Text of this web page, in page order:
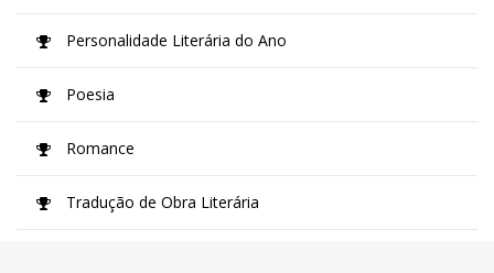
Personalidade Literária do Ano
Poesia
Romance
Tradução de Obra Literária